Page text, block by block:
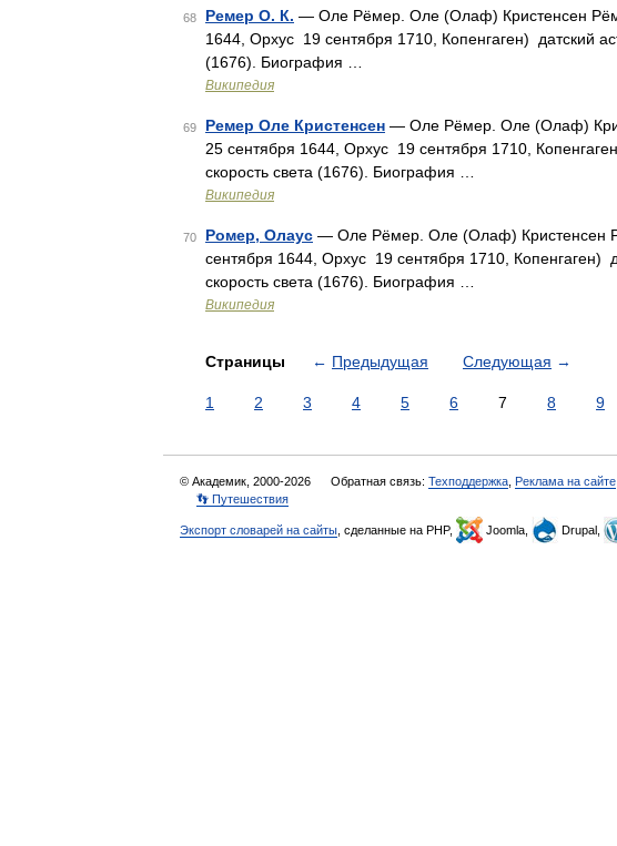
68 Ремер О. К. — Оле Рёмер. Оле (Олаф) Кристенсен
1644, Орхус 19 сентября 1710, Копенгаген) датский
(1676). Биография …
Википедия
69 Ремер Оле Кристенсен — Оле Рёмер. Оле (Олаф)
25 сентября 1644, Орхус 19 сентября 1710,
скорость света (1676). Биография …
Википедия
70 Ромер, Олаус — Оле Рёмер. Оле (Олаф) Кристенсен
сентября 1644, Орхус 19 сентября 1710, Копенгаген)
скорость света (1676). Биография …
Википедия
Страницы ← Предыдущая Следующая →
1 2 3 4 5 6 7 8 9
© Академик, 2000-2026 Обратная связь: Техподдержка Реклама на сайте
👣 Путешествия
Экспорт словарей на сайты , сделанные на PHP, Joomla, Drupal,